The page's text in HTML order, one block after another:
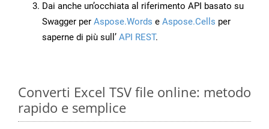
Dai anche un’occhiata al riferimento API basato su
Swagger per Aspose.Words e Aspose.Cells per
saperne di più sull’ API REST.
Converti Excel TSV file online: metodo
rapido e semplice